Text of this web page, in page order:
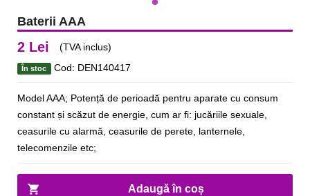
Baterii AAA
2 Lei (TVA inclus)
În stoc Cod: DEN140417
Model AAA; Potență de perioadă pentru aparate cu consum
constant și scăzut de energie, cum ar fi: jucăriile sexuale,
ceasurile cu alarmă, ceasurile de perete, lanternele,
telecomenzile etc;
Adaugă în coș